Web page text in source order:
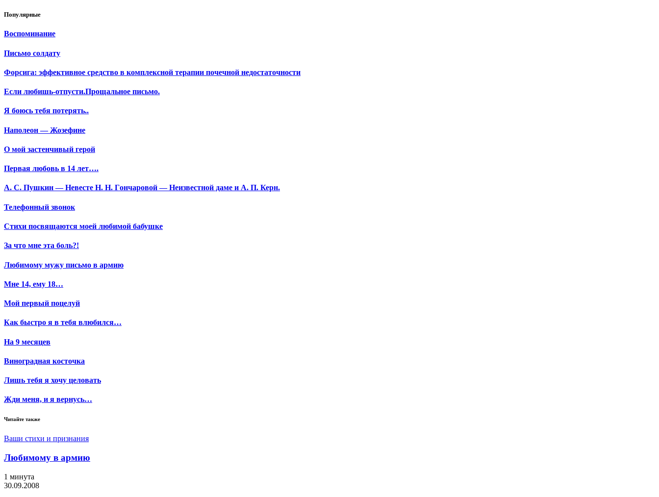
Популярные
Воспоминание
Письмо солдату
Форсига: эффективное средство в комплексной терапии почечной недостаточности
Если любишь-отпусти.Прощальное письмо.
Я боюсь тебя потерять..
Наполеон — Жозефине
О мой застенчивый герой
Первая любовь в 14 лет….
А. С. Пушкин — Невесте Н. Н. Гончаровой — Неизвестной даме и А. П. Керн.
Телефонный звонок
Стихи посвящаются моей любимой бабушке
За что мне эта боль?!
Любимому мужу письмо в армию
Мне 14, ему 18…
Мой первый поцелуй
Как быстро я в тебя влюбился…
На 9 месяцев
Виноградная косточка
Лишь тебя я хочу целовать
Жди меня, и я вернусь…
Читайте также
Ваши стихи и признания
Любимому в армию
1 минута
30.09.2008